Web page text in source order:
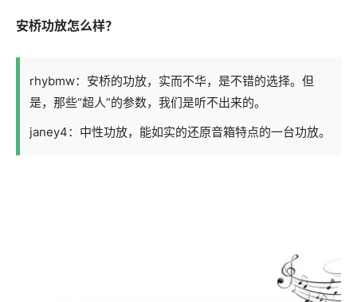
安桥功放怎么样？
rhybmw：安桥的功放，实而不华，是不错的选择。但
是，那些“超人”的参数，我们是听不出来的。
janey4：中性功放，能如实的还原音箱特点的一台功放。